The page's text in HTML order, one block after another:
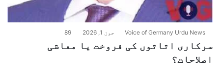
Voice of Germany Urdu News جون 1, 2026 89
سرکاری اثاثوں کی فروخت یا معاشی
اصلاحات؟